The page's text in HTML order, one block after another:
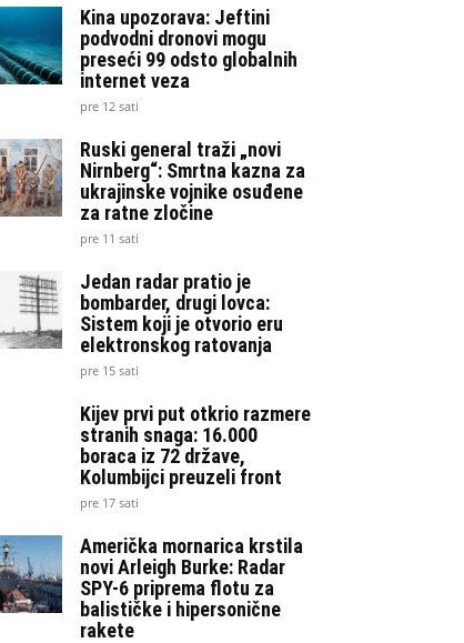
Kina upozorava: Jeftini
podvodni dronovi mogu
preseći 99 odsto globalnih
internet veza
pre 12 sati
Ruski general traži „novi
Nirnberg“: Smrtna kazna za
ukrajinske vojnike osuđene
za ratne zločine
pre 11 sati
Jedan radar pratio je
bombarder, drugi lovca:
Sistem koji je otvorio eru
elektronskog ratovanja
pre 15 sati
Kijev prvi put otkrio razmere
stranih snaga: 16.000
boraca iz 72 države,
Kolumbijci preuzeli front
pre 17 sati
Američka mornarica krstila
novi Arleigh Burke: Radar
SPY-6 priprema flotu za
balističke i hipersonične
rakete